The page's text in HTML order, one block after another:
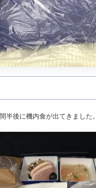
半後に機内食が出てきました。